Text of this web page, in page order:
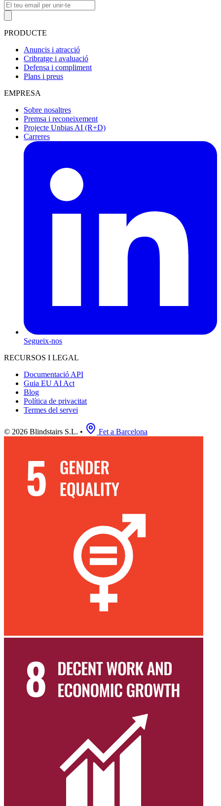
PRODUCTE
Anuncis i atracció
Cribratge i avaluació
Defensa i compliment
Plans i preus
EMPRESA
Sobre nosaltres
Premsa i reconeixement
Projecte Unbias AI (R+D)
Carreres
Segueix-nos
RECURSOS I LEGAL
Documentació API
Guia EU AI Act
Blog
Política de privacitat
Termes del servei
© 2026 Blindstairs S.L. • Fet a Barcelona